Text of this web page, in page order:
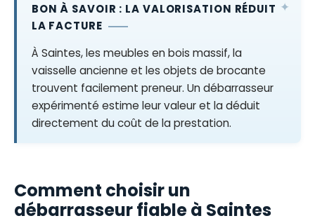
BON À SAVOIR : LA VALORISATION RÉDUIT
LA FACTURE
À Saintes, les meubles en bois massif, la
vaisselle ancienne et les objets de brocante
trouvent facilement preneur. Un débarrasseur
expérimenté estime leur valeur et la déduit
directement du coût de la prestation.
Comment choisir un
débarrasseur fiable à Saintes